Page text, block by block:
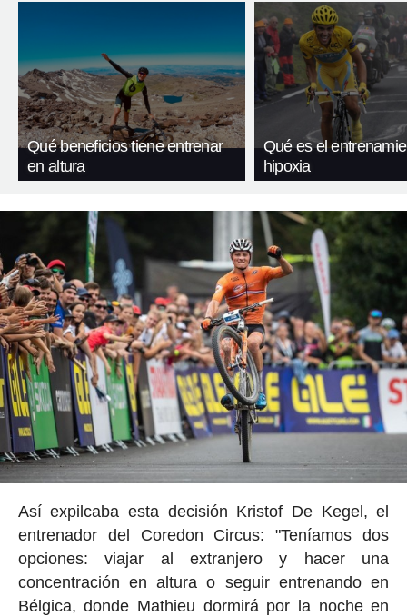
Qué beneficios tiene entrenar
en altura
Qué es el
hipoxia
Así expilcaba esta decisión Kristof De Kegel, el
entrenador del Coredon Circus: "Teníamos dos
opciones: viajar al extranjero y hacer una
concentración en altura o seguir entrenando en
Bélgica, donde Mathieu dormirá por la noche en